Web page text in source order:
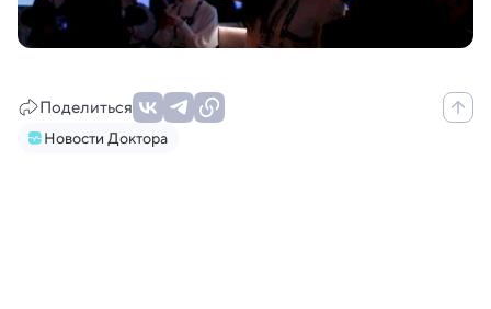
Поделиться
Новости Доктора